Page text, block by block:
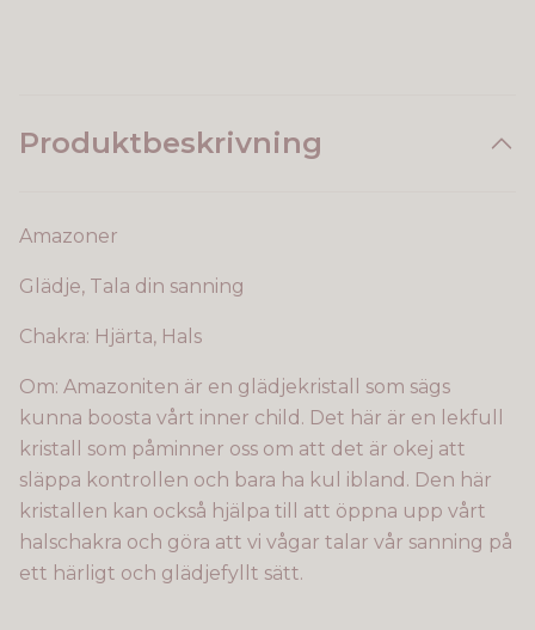
Produktbeskrivning
Amazoner
Glädje, Tala din sanning
Chakra: Hjärta, Hals
Om: Amazoniten är en glädjekristall som sägs
kunna boosta vårt inner child. Det här är en lekfull
kristall som påminner oss om att det är okej att
släppa kontrollen och bara ha kul ibland. Den här
kristallen kan också hjälpa till att öppna upp vårt
halschakra och göra att vi vågar talar vår sanning på
ett härligt och glädjefyllt sätt.